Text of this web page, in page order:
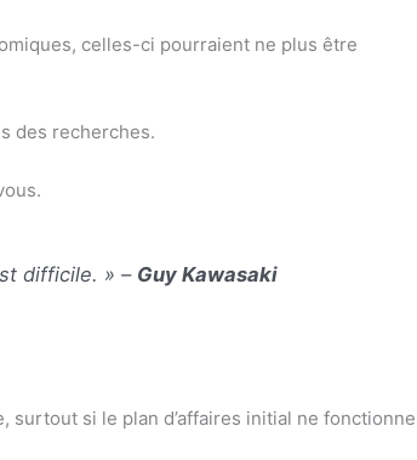
celles-ci pourraient ne plus être
des recherches.
difficile. » – Guy Kawasaki
si le plan d’affaires initial ne fonctionne